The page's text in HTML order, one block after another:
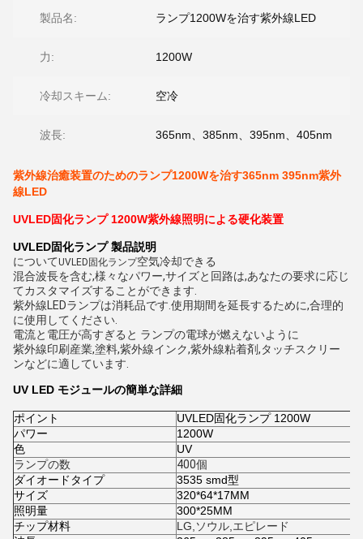
製品名: ランプ1200Wを治す紫外線LED
力: 1200W
冷却スキーム: 空冷
波長: 365nm、385nm、395nm、405nm
紫外線治癒装置のためのランプ1200Wを治す365nm 395nm紫外
線LED
UVLED固化ランプ 1200W紫外線照明による硬化装置
UVLED固化ランプ 製品説明
についてUVLED固化ランプ空気冷却できる
混合波長を含む,様々なパワー,サイズと回路は,あなたの要求に応じ
てカスタマイズすることができます.
紫外線LEDランプは消耗品です.使用期間を延長するために,合理的
に使用してください.
電流と電圧が高すぎると ランプの電球が燃えないように
紫外線印刷産業,塗料,紫外線インク,紫外線粘着剤,タッチスクリー
ンなどに適しています.
UV LED モジュールの簡単な詳細
ポイント
UVLED固化ランプ 1200W
パワー
1200W
色
UV
ランプの数
400個
ダイオードタイプ
3535 smd型
サイズ
320*64*17MM
照明量
300*25MM
チップ材料
LG,ソウル,エピレード